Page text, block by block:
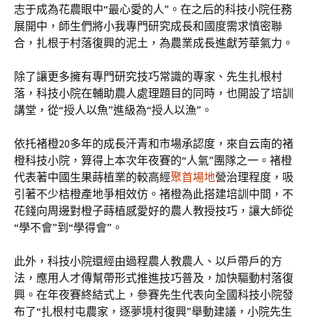
志于成為花農眼中“最心愛的人”。在之后的科技小院任務
展開中，師生們將小我專門研究成長和國度需求慎密聯
合，扎根于村落復興的泥土，為農業成長進獻芳華氣力。
除了讓更多擁有專門研究技巧常識的專家、先生扎根村
落，科技小院在輔助農人處理題目的同時，也開設了培訓
講堂，從“授人以魚”進級為“授人以漁”。
依托褚橙20多年的成長汗青和市場承認度，來自云南的褚
橙科技小院，算得上本次年夜賽的“人氣”團隊之一。褚橙
代表著中國生果蒔植業的較高經聚首場地營治理程度，吸
引著不少桔橙產地爭相效仿。褚橙為此搭建培訓中間，不
花錢向周邊對橙子蒔植感愛好的農人教授技巧，讓大師從
“學不會”到“學得會”。
此外，科技小院還經由過程農人教農人、以戶帶戶的方
法，應用人才傳幫帶形式推進技巧普及，加快驅動村落復
興。在年夜賽終結式上，參賽先生代表向全國科技小院發
布了“扎根村屯農家，逐夢境村復興”舉動建議，小院先生